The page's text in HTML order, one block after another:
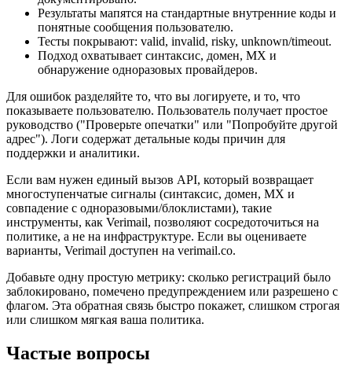
Результаты мапятся на стандартные внутренние коды и
понятные сообщения пользователю.
Тесты покрывают: valid, invalid, risky, unknown/timeout.
Подход охватывает синтаксис, домен, MX и
обнаружение одноразовых провайдеров.
Для ошибок разделяйте то, что вы логируете, и то, что
показываете пользователю. Пользователь получает простое
руководство ("Проверьте опечатки" или "Попробуйте другой
адрес"). Логи содержат детальные коды причин для
поддержки и аналитики.
Если вам нужен единый вызов API, который возвращает
многоступенчатые сигналы (синтаксис, домен, MX и
совпадение с одноразовыми/блоклистами), такие
инструменты, как Verimail, позволяют сосредоточиться на
политике, а не на инфраструктуре. Если вы оцениваете
варианты, Verimail доступен на verimail.co.
Добавьте одну простую метрику: сколько регистраций было
заблокировано, помечено предупреждением или разрешено с
флагом. Эта обратная связь быстро покажет, слишком строгая
или слишком мягкая ваша политика.
Частые вопросы